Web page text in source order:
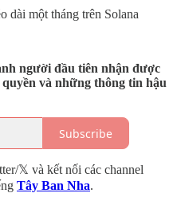
dài một tháng trên Solana
người đầu tiên nhận được
và những thông tin hậu
Subscribe
𝕏 và kết nối các channel
Tây Ban Nha.